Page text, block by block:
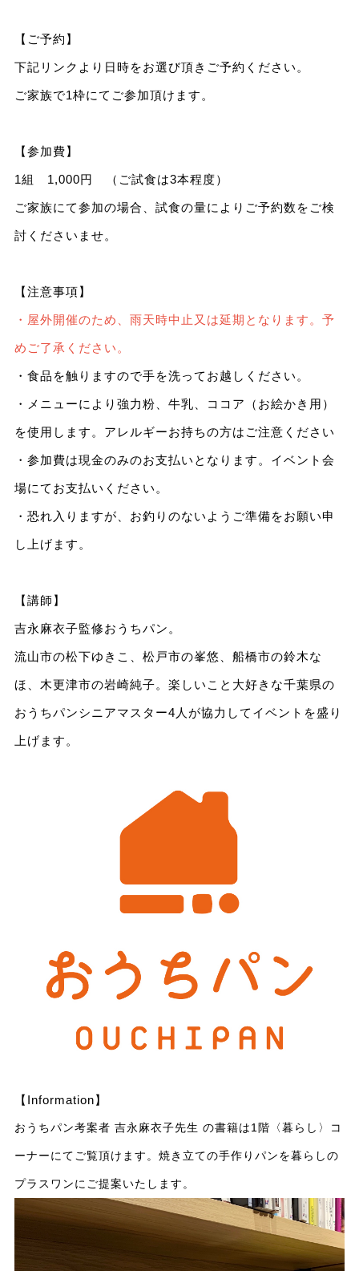
【ご予約】
下記リンクより日時をお選び頂きご予約ください。
ご家族で1枠にてご参加頂けます。
【参加費】
1組 1,000円 （ご試食は3本程度）
ご家族にて参加の場合、試食の量によりご予約数をご検
討くださいませ。
【注意事項】
・屋外開催のため、雨天時中止又は延期となります。予
めご了承ください。
・食品を触りますので手を洗ってお越しください。
・メニューにより強力粉、牛乳、ココア（お絵かき用）
を使用します。アレルギーお持ちの方はご注意ください
・参加費は現金のみのお支払いとなります。イベント会
場にてお支払いください。
・恐れ入りますが、お釣りのないようご準備をお願い申
し上げます。
【講師】
吉永麻衣子監修おうちパン。
流山市の松下ゆきこ、松戸市の峯悠、船橋市の鈴木な
ほ、木更津市の岩崎純子。楽しいこと大好きな千葉県の
おうちパンシニアマスター4人が協力してイベントを盛り
上げます。
【Information】
おうちパン考案者 吉永麻衣子先生 の書籍は1階〈暮らし〉コ
ーナーにてご覧頂けます。 焼き立ての手作りパンを暮らしの
プラスワンにご提案いたします。